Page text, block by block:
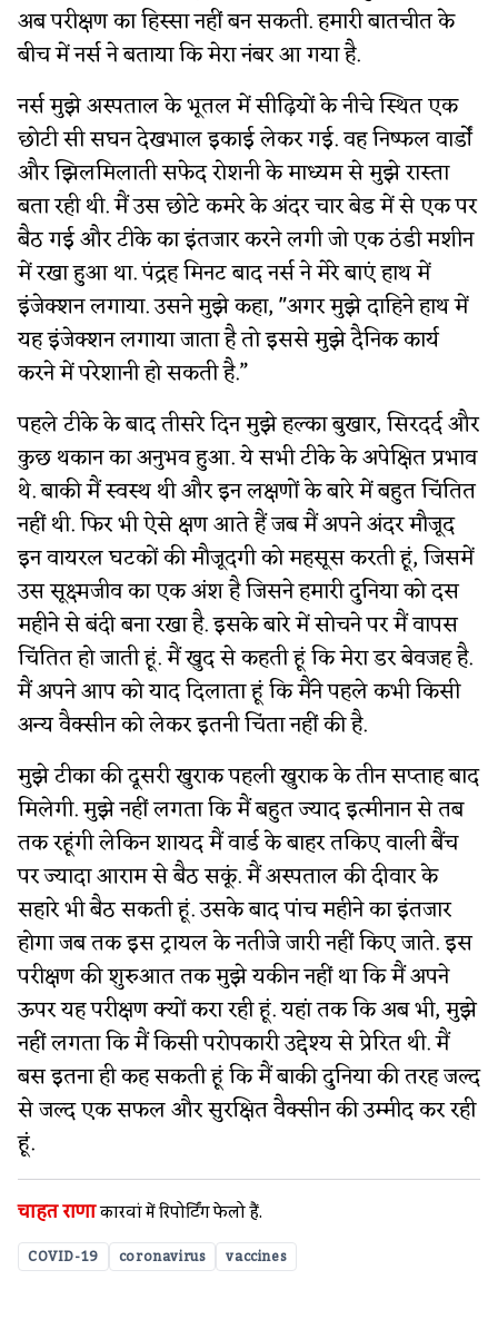
अब परीक्षण का हिस्सा नहीं बन सकती. हमारी बातचीत के
बीच में नर्स ने बताया कि मेरा नंबर आ गया है.
नर्स मुझे अस्पताल के भूतल में सीढ़ियों के नीचे स्थित एक
छोटी सी सघन देखभाल इकाई लेकर गई. वह निष्फल वार्डों
और झिलमिलाती सफेद रोशनी के माध्यम से मुझे रास्ता
बता रही थी. मैं उस छोटे कमरे के अंदर चार बेड में से एक पर
बैठ गई और टीके का इंतजार करने लगी जो एक ठंडी मशीन
में रखा हुआ था. पंद्रह मिनट बाद नर्स ने मेरे बाएं हाथ में
इंजेक्शन लगाया. उसने मुझे कहा, "अगर मुझे दाहिने हाथ में
यह इंजेक्शन लगाया जाता है तो इससे मुझे दैनिक कार्य
करने में परेशानी हो सकती है.”
पहले टीके के बाद तीसरे दिन मुझे हल्का बुखार, सिरदर्द और
कुछ थकान का अनुभव हुआ. ये सभी टीके के अपेक्षित प्रभाव
थे. बाकी मैं स्वस्थ थी और इन लक्षणों के बारे में बहुत चिंतित
नहीं थी. फिर भी ऐसे क्षण आते हैं जब मैं अपने अंदर मौजूद
इन वायरल घटकों की मौजूदगी को महसूस करती हूं, जिसमें
उस सूक्ष्मजीव का एक अंश है जिसने हमारी दुनिया को दस
महीने से बंदी बना रखा है. इसके बारे में सोचने पर मैं वापस
चिंतित हो जाती हूं. मैं खुद से कहती हूं कि मेरा डर बेवजह है.
मैं अपने आप को याद दिलाता हूं कि मैंने पहले कभी किसी
अन्य वैक्सीन को लेकर इतनी चिंता नहीं की है.
मुझे टीका की दूसरी खुराक पहली खुराक के तीन सप्ताह बाद
मिलेगी. मुझे नहीं लगता कि मैं बहुत ज्याद इत्मीनान से तब
तक रहूंगी लेकिन शायद मैं वार्ड के बाहर तकिए वाली बैंच
पर ज्यादा आराम से बैठ सकूं. मैं अस्पताल की दीवार के
सहारे भी बैठ सकती हूं. उसके बाद पांच महीने का इंतजार
होगा जब तक इस ट्रायल के नतीजे जारी नहीं किए जाते. इस
परीक्षण की शुरुआत तक मुझे यकीन नहीं था कि मैं अपने
ऊपर यह परीक्षण क्यों करा रही हूं. यहां तक कि अब भी, मुझे
नहीं लगता कि मैं किसी परोपकारी उद्देश्य से प्रेरित थी. मैं
बस इतना ही कह सकती हूं कि मैं बाकी दुनिया की तरह जल्द
से जल्द एक सफल और सुरक्षित वैक्सीन की उम्मीद कर रही
हूं.
चाहत राणाकारवां में​ रिपोर्टिंग फेलो हैं.
COVID-19 coronavirus vaccines